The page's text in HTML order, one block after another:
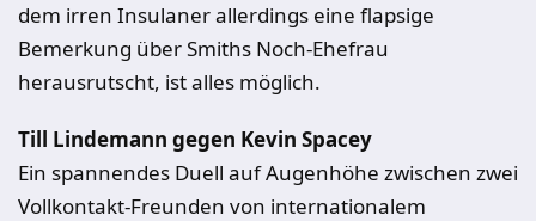
dem irren Insulaner allerdings eine flapsige
Bemerkung über Smiths Noch-Ehefrau
herausrutscht, ist alles möglich.
Till Lindemann gegen Kevin Spacey
Ein spannendes Duell auf Augenhöhe zwischen zwei
Vollkontakt-Freunden von internationalem